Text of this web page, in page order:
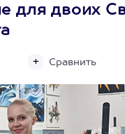
для двоих
Сравнить